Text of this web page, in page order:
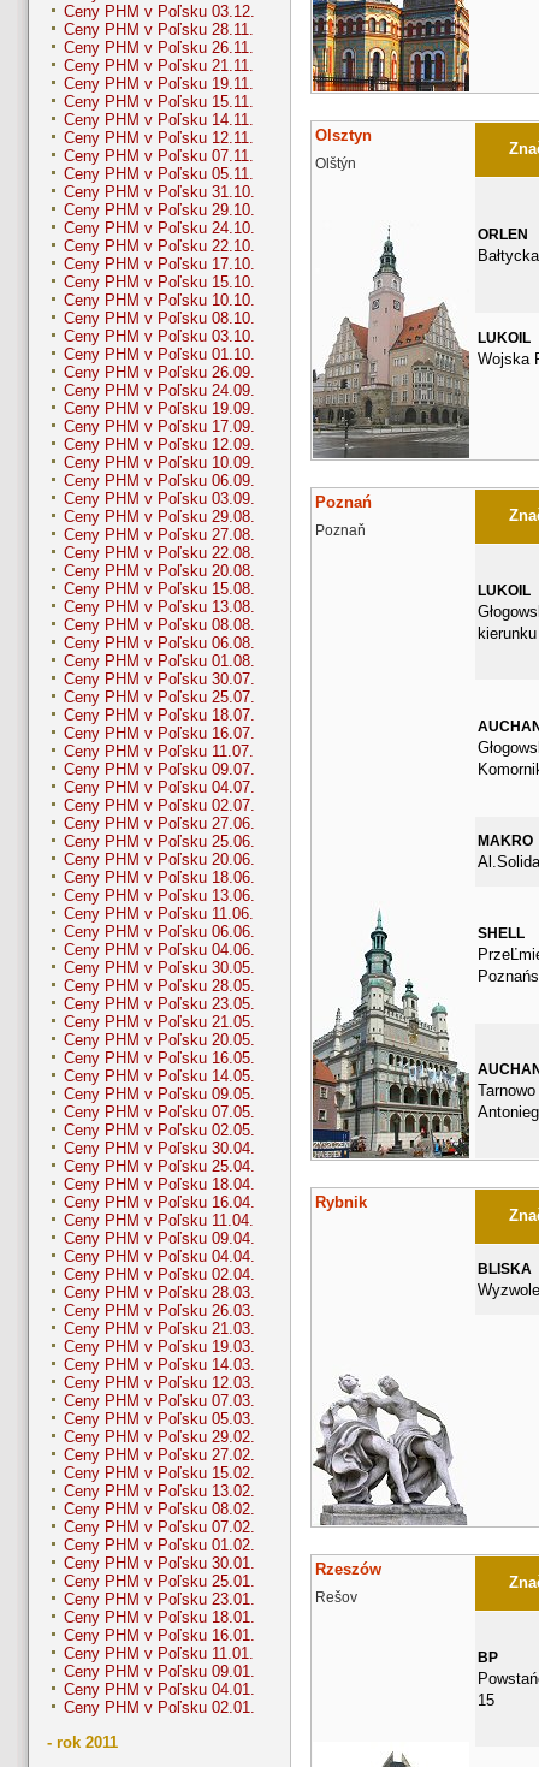
Ceny PHM v Poľsku 03.12.
Ceny PHM v Poľsku 28.11.
Ceny PHM v Poľsku 26.11.
Ceny PHM v Poľsku 21.11.
Ceny PHM v Poľsku 19.11.
Ceny PHM v Poľsku 15.11.
Ceny PHM v Poľsku 14.11.
Ceny PHM v Poľsku 12.11.
Ceny PHM v Poľsku 07.11.
Ceny PHM v Poľsku 05.11.
Ceny PHM v Poľsku 31.10.
Ceny PHM v Poľsku 29.10.
Ceny PHM v Poľsku 24.10.
Ceny PHM v Poľsku 22.10.
Ceny PHM v Poľsku 17.10.
Ceny PHM v Poľsku 15.10.
Ceny PHM v Poľsku 10.10.
Ceny PHM v Poľsku 08.10.
Ceny PHM v Poľsku 03.10.
Ceny PHM v Poľsku 01.10.
Ceny PHM v Poľsku 26.09.
Ceny PHM v Poľsku 24.09.
Ceny PHM v Poľsku 19.09.
Ceny PHM v Poľsku 17.09.
Ceny PHM v Poľsku 12.09.
Ceny PHM v Poľsku 10.09.
Ceny PHM v Poľsku 06.09.
Ceny PHM v Poľsku 03.09.
Ceny PHM v Poľsku 29.08.
Ceny PHM v Poľsku 27.08.
Ceny PHM v Poľsku 22.08.
Ceny PHM v Poľsku 20.08.
Ceny PHM v Poľsku 15.08.
Ceny PHM v Poľsku 13.08.
Ceny PHM v Poľsku 08.08.
Ceny PHM v Poľsku 06.08.
Ceny PHM v Poľsku 01.08.
Ceny PHM v Poľsku 30.07.
Ceny PHM v Poľsku 25.07.
Ceny PHM v Poľsku 18.07.
Ceny PHM v Poľsku 16.07.
Ceny PHM v Poľsku 11.07.
Ceny PHM v Poľsku 09.07.
Ceny PHM v Poľsku 04.07.
Ceny PHM v Poľsku 02.07.
Ceny PHM v Poľsku 27.06.
Ceny PHM v Poľsku 25.06.
Ceny PHM v Poľsku 20.06.
Ceny PHM v Poľsku 18.06.
Ceny PHM v Poľsku 13.06.
Ceny PHM v Poľsku 11.06.
Ceny PHM v Poľsku 06.06.
Ceny PHM v Poľsku 04.06.
Ceny PHM v Poľsku 30.05.
Ceny PHM v Poľsku 28.05.
Ceny PHM v Poľsku 23.05.
Ceny PHM v Poľsku 21.05.
Ceny PHM v Poľsku 20.05.
Ceny PHM v Poľsku 16.05.
Ceny PHM v Poľsku 14.05.
Ceny PHM v Poľsku 09.05.
Ceny PHM v Poľsku 07.05.
Ceny PHM v Poľsku 02.05.
Ceny PHM v Poľsku 30.04.
Ceny PHM v Poľsku 25.04.
Ceny PHM v Poľsku 18.04.
Ceny PHM v Poľsku 16.04.
Ceny PHM v Poľsku 11.04.
Ceny PHM v Poľsku 09.04.
Ceny PHM v Poľsku 04.04.
Ceny PHM v Poľsku 02.04.
Ceny PHM v Poľsku 28.03.
Ceny PHM v Poľsku 26.03.
Ceny PHM v Poľsku 21.03.
Ceny PHM v Poľsku 19.03.
Ceny PHM v Poľsku 14.03.
Ceny PHM v Poľsku 12.03.
Ceny PHM v Poľsku 07.03.
Ceny PHM v Poľsku 05.03.
Ceny PHM v Poľsku 29.02.
Ceny PHM v Poľsku 27.02.
Ceny PHM v Poľsku 15.02.
Ceny PHM v Poľsku 13.02.
Ceny PHM v Poľsku 08.02.
Ceny PHM v Poľsku 07.02.
Ceny PHM v Poľsku 01.02.
Ceny PHM v Poľsku 30.01.
Ceny PHM v Poľsku 25.01.
Ceny PHM v Poľsku 23.01.
Ceny PHM v Poľsku 18.01.
Ceny PHM v Poľsku 16.01.
Ceny PHM v Poľsku 11.01.
Ceny PHM v Poľsku 09.01.
Ceny PHM v Poľsku 04.01.
Ceny PHM v Poľsku 02.01.
- rok 2011
Olsztyn
Olštýn
ORLEN
LUKOIL
Wojska
Poznań
Poznaň
LUKOIL
kierunku
MAKRO
SHELL
Tarnowo
Rybnik
BLISKA
Rzeszów
Rešov
BP
15